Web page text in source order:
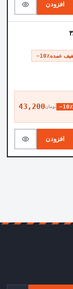
افزودن
عمده−10٪
43,200تومان −10٪
افزودن